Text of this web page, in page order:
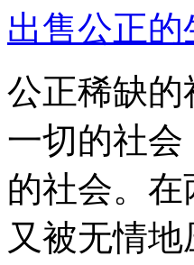
出售公正的
公正稀缺的
一切的社
的社会。
又被无情